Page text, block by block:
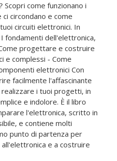
come funzionano i
circondano e come
circuiti elettronici. In
fondamenti dell'elettronica,
progettare e costruire
e complessi - Come
elettronici Con
facilmente l'affascinante
i tuoi progetti, in
e indolore. È il libro
l'elettronica, scritto in
e contiene molti
punto di partenza per
e a costruire